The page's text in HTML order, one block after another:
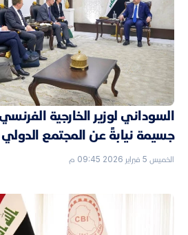
السوداني لوزير الخارجية
جسيمة نيابةً عن المجتمع الدولي
الخميس 5 فبراير 2026 09:45 م